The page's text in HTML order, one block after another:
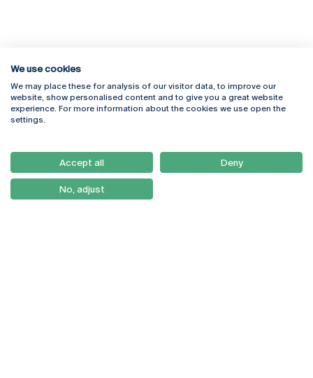
Rua Diogo Botelho 1327
4169-005 Porto
+351 226 196 240
Campus Online
Webmail
Como Chegar
Newsletter
We use cookies
We may place these for analysis of our visitor data, to improve our
website, show personalised content and to give you a great website
experience. For more information about the cookies we use open the
settings.
Accept all Deny
No, adjust